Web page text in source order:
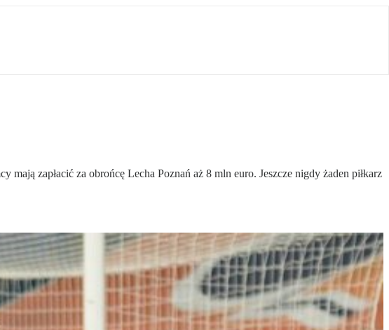
zapłacić za obrońcę Lecha Poznań aż 8 mln euro. Jeszcze nigdy żaden piłkarz